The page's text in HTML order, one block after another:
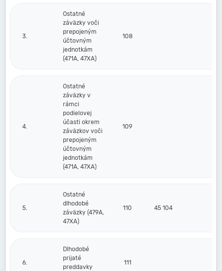
3.
Ostatné
záväzky voči
prepojeným
účtovným
jednotkám
(471A, 47XA)
108
4.
Ostatné
záväzky v
rámci
podielovej
účasti okrem
záväzkov voči
prepojeným
účtovným
jednotkám
(471A, 47XA)
109
5.
Ostatné
dlhodobé
záväzky (479A,
47XA)
110 45 104
6.
Dlhodobé
prijaté
preddavky
111